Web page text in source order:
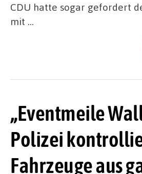
CDU hatte sogar gefordert
mit …
„Eventmeile
Polizei
Fahrzeuge aus